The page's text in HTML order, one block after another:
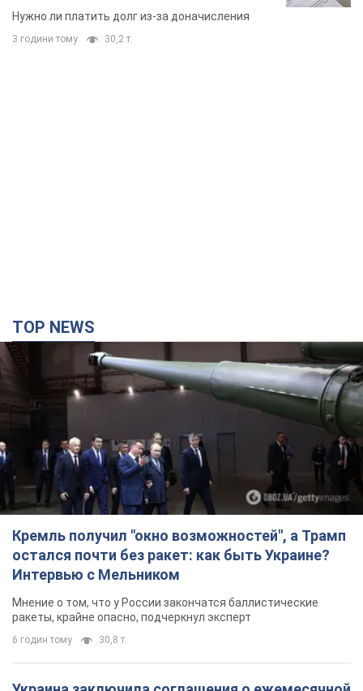
Кремль получил "окно возможностей", а Трамп
остался почти без ракет: как быть Украине?
Интервью с Мельником
Мнение о том, что у России закончатся баллистические
ракеты, крайне опасно, подчеркнул эксперт
6 годин тому 30,8 т.
Украина заключила соглашения о ежемесячной
поставке ракет для системы Patriot из США:
Зеленский раскрыл подробности
партнерами
Заботилась об учениках и поддерживала